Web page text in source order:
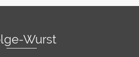
Wurst